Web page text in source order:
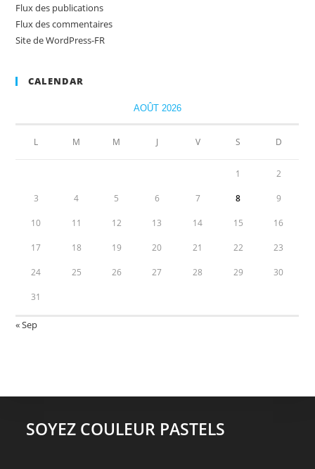
Flux des publications
Flux des commentaires
Site de WordPress-FR
CALENDAR
AOÛT 2026
L M M J V S D
1 2
3 4 5 6 7 8 9
10 11 12 13 14 15 16
17 18 19 20 21 22 23
24 25 26 27 28 29 30
31
« Sep
SOYEZ COULEUR PASTELS